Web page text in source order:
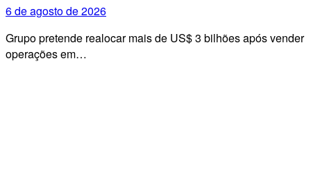
6 de agosto de 2026
Grupo pretende realocar mais de US$ 3 bilhões após vender
operações em…